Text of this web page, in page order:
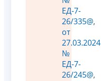
ЕД-7-
26/335@,
от
27.03.2024
№
ЕД-7-
26/245@,